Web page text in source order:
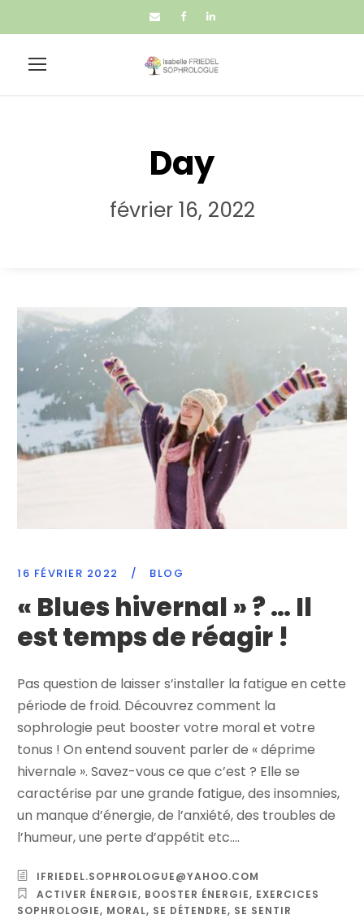
Day
février 16, 2022
16 FÉVRIER 2022 / BLOG
« Blues hivernal » ? … Il
est temps de réagir !
Pas question de laisser s’installer la fatigue en cette
période de froid. Découvrez comment la
sophrologie peut booster votre moral et votre
tonus ! On entend souvent parler de « déprime
hivernale ». Savez-vous ce que c’est ? Elle se
caractérise par une grande fatigue, des insomnies,
un manque d’énergie, de l’anxiété, des troubles de
l’humeur, une perte d’appétit etc....
IFRIEDEL.SOPHROLOGUE@YAHOO.COM
ACTIVER ÉNERGIE, BOOSTER ÉNERGIE, EXERCICES
SOPHROLOGIE, MORAL, SE DÉTENDRE, SE SENTIR